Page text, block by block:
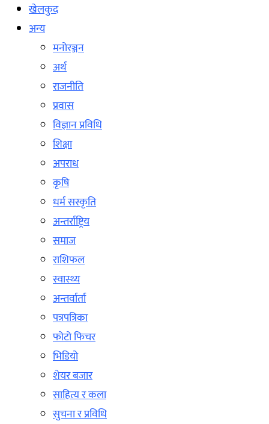
खेलकुद
अन्य
मनोरञ्जन
अर्थ
राजनीति
प्रवास
विज्ञान प्रविधि
शिक्षा
अपराध
कृषि
धर्म सस्कृति
अन्तर्राष्ट्रिय
समाज
राशिफल
स्वास्थ्य
अन्तर्वार्ता
पत्रपत्रिका
फोटो फिचर
भिडियो
शेयर बजार
साहित्य र कला
सुचना र प्रविधि